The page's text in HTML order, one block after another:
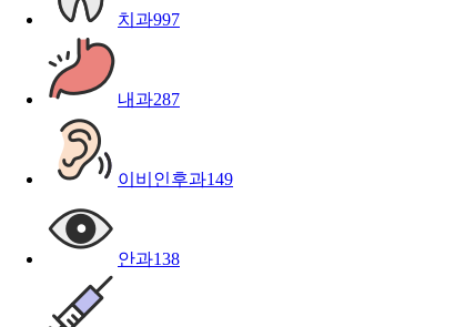
치과997
내과287
이비인후과149
안과138